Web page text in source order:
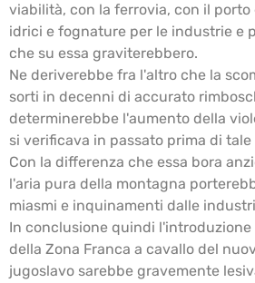
viabilità, con la ferrovia, con il
idrici e fognature per le industrie e
che su essa graviterebbero.
Ne deriverebbe fra l'altro che la
sorti in decenni di accurato
determinerebbe l'aumento della
si verificava in passato prima di
Con la differenza che essa bora
l'aria pura della montagna
miasmi e inquinamenti dalle
In conclusione quindi
della Zona Franca a cavallo del
jugoslavo sarebbe gravemente